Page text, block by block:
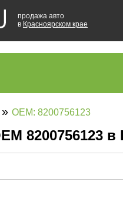
продажа авто
в Красноярском крае
» OEM: 8200756123
8200756123